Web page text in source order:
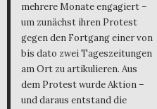
mehrere Monate engagiert –
um zunächst ihren Protest
gegen den Fortgang einer von
bis dato zwei Tageszeitungen
am Ort zu artikulieren. Aus
dem Protest wurde Aktion –
und daraus entstand die